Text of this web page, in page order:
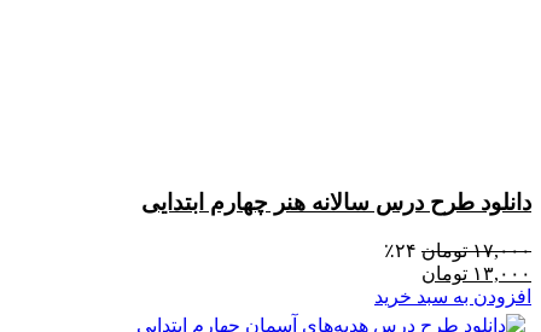
دانلود طرح درس سالانه هنر چهارم ابتدایی
۱۷,۰۰۰ تومان ۲۴٪
۱۳,۰۰۰ تومان
افزودن به سبد خرید